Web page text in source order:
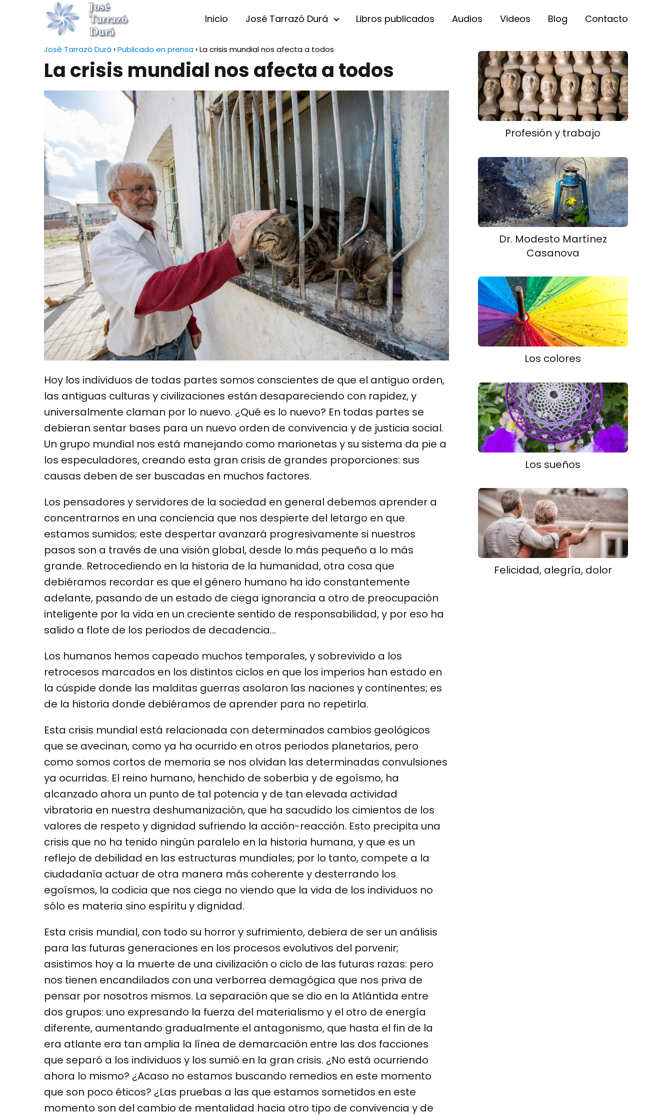
Inicio José Tarrazó Durá Libros publicados Audios Videos Blog Contacto
José Tarrazó Durá Publicado en prensa La crisis mundial nos afecta a todos
La crisis mundial nos afecta a todos
Hoy los individuos de todas partes somos conscientes de que el antiguo orden,
las antiguas culturas y civilizaciones están desapareciendo con rapidez, y
universalmente claman por lo nuevo. ¿Qué es lo nuevo? En todas partes se
debieran sentar bases para un nuevo orden de convivencia y de justicia social.
Un grupo mundial nos está manejando como marionetas y su sistema da pie a
los especuladores, creando esta gran crisis de grandes proporciones: sus
causas deben de ser buscadas en muchos factores.
Los pensadores y servidores de la sociedad en general debemos aprender a
concentrarnos en una conciencia que nos despierte del letargo en que
estamos sumidos; este despertar avanzará progresivamente si nuestros
pasos son a través de una visión global, desde lo más pequeño a lo más
grande. Retrocediendo en la historia de la humanidad, otra cosa que
debiéramos recordar es que el género humano ha ido constantemente
adelante, pasando de un estado de ciega ignorancia a otro de preocupación
inteligente por la vida en un creciente sentido de responsabilidad, y por eso ha
salido a flote de los periodos de decadencia…
Los humanos hemos capeado muchos temporales, y sobrevivido a los
retrocesos marcados en los distintos ciclos en que los imperios han estado en
la cúspide donde las malditas guerras asolaron las naciones y continentes; es
de la historia donde debiéramos de aprender para no repetirla.
Esta crisis mundial está relacionada con determinados cambios geológicos
que se avecinan, como ya ha ocurrido en otros periodos planetarios, pero
como somos cortos de memoria se nos olvidan las determinadas convulsiones
ya ocurridas. El reino humano, henchido de soberbia y de egoísmo, ha
alcanzado ahora un punto de tal potencia y de tan elevada actividad
vibratoria en nuestra deshumanización, que ha sacudido los cimientos de los
valores de respeto y dignidad sufriendo la acción-reacción. Esto precipita una
crisis que no ha tenido ningún paralelo en la historia humana, y que es un
reflejo de debilidad en las estructuras mundiales; por lo tanto, compete a la
ciudadanía actuar de otra manera más coherente y desterrando los
egoísmos, la codicia que nos ciega no viendo que la vida de los individuos no
sólo es materia sino espíritu y dignidad.
Esta crisis mundial, con todo su horror y sufrimiento, debiera de ser un análisis
para las futuras generaciones en los procesos evolutivos del porvenir;
asistimos hoy a la muerte de una civilización o ciclo de las futuras razas: pero
nos tienen encandilados con una verborrea demagógica que nos priva de
pensar por nosotros mismos. La separación que se dio en la Atlántida entre
dos grupos: uno expresando la fuerza del materialismo y el otro de energía
diferente, aumentando gradualmente el antagonismo, que hasta el fin de la
era atlante era tan amplia la línea de demarcación entre las dos facciones
que separó a los individuos y los sumió en la gran crisis. ¿No está ocurriendo
ahora lo mismo? ¿Acaso no estamos buscando remedios en este momento
que son poco éticos? ¿Las pruebas a las que estamos sometidos en este
momento son del cambio de mentalidad hacia otro tipo de convivencia y de
Profesión y trabajo
Dr. Modesto Martínez
Casanova
Los colores
Los sueños
Felicidad, alegría, dolor